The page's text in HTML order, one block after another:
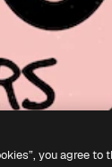
you agree